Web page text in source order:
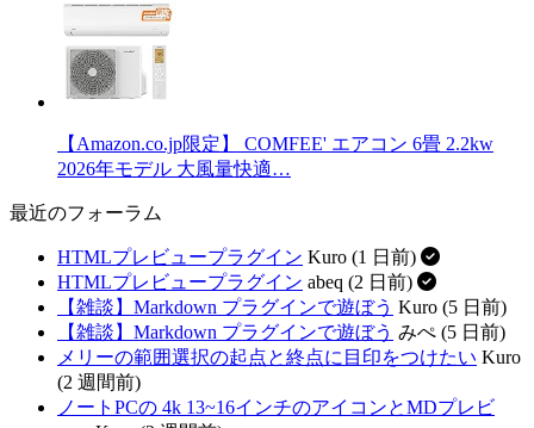
【Amazon.co.jp限定】 COMFEE' エアコン 6畳 2.2kw
2026年モデル 大風量快適…
最近のフォーラム
HTMLプレビュープラグイン Kuro (1 日前)
HTMLプレビュープラグイン abeq (2 日前)
【雑談】Markdown プラグインで遊ぼう Kuro (5 日前)
【雑談】Markdown プラグインで遊ぼう みぺ (5 日前)
メリーの範囲選択の起点と終点に目印をつけたい Kuro
(2 週間前)
ノートPCの 4k 13~16インチのアイコンとMDプレビ